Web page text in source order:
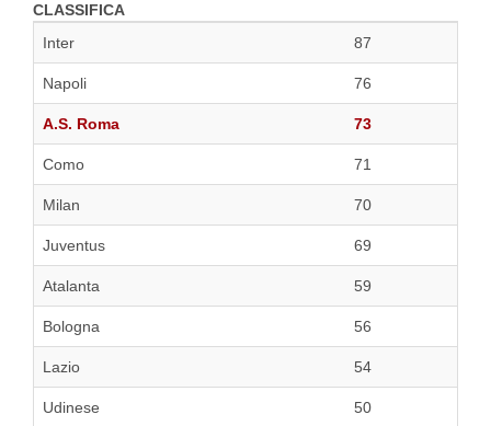
CLASSIFICA
Inter
87
Napoli 76
A.S. Roma 73
Como 71
Milan 70
Juventus 69
Atalanta 59
Bologna 56
Lazio 54
Udinese 50